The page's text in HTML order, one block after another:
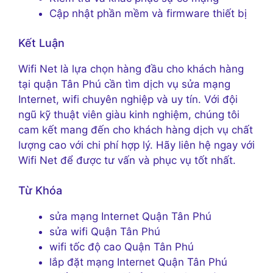
Cập nhật phần mềm và firmware thiết bị
Kết Luận
Wifi Net là lựa chọn hàng đầu cho khách hàng
tại quận Tân Phú cần tìm dịch vụ sửa mạng
Internet, wifi chuyên nghiệp và uy tín. Với đội
ngũ kỹ thuật viên giàu kinh nghiệm, chúng tôi
cam kết mang đến cho khách hàng dịch vụ chất
lượng cao với chi phí hợp lý. Hãy liên hệ ngay với
Wifi Net để được tư vấn và phục vụ tốt nhất.
Từ Khóa
sửa mạng Internet Quận Tân Phú
sửa wifi Quận Tân Phú
wifi tốc độ cao Quận Tân Phú
lắp đặt mạng Internet Quận Tân Phú